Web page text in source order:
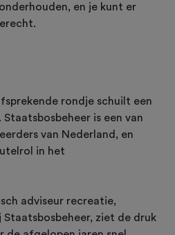
en je kunt er
rondje schuilt een
is een van
van Nederland, en
in het
adviseur recreatie,
ziet de druk